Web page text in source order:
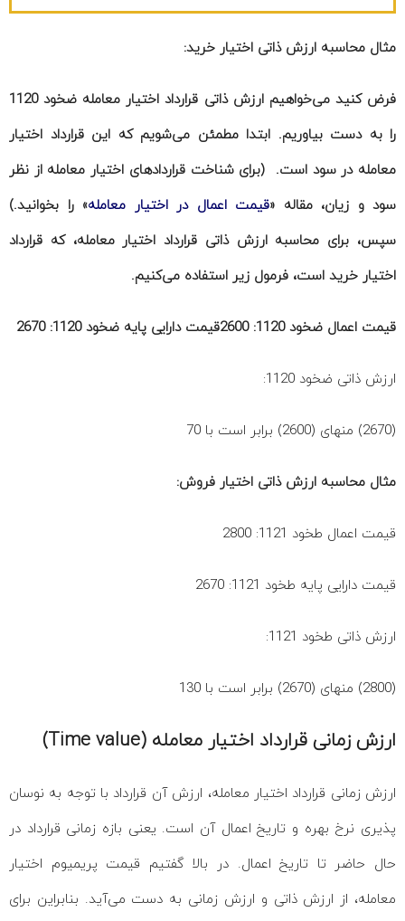
مثال محاسبه ارزش ذاتی اختیار خرید:
فرض کنید می‌خواهیم ارزش ذاتی قرارداد اختیار معامله ضخود 1120
را به دست بیاوریم. ابتدا مطمئن می‌شویم که این قرارداد اختیار
معامله در سود است. (برای شناخت قراردادهای اختیار معامله از نظر
سود و زیان، مقاله «قیمت اعمال در اختیار معامله» را بخوانید.)
سپس، برای محاسبه ارزش ذاتی قرارداد اختیار معامله، که قرارداد
اختیار خرید است، فرمول زیر استفاده می‌کنیم.
قیمت اعمال ضخود 1120: 2600 قیمت دارایی پایه ضخود 1120: 2670
ارزش ذاتی ضخود 1120:
(2670) منهای (2600) برابر است با 70
مثال محاسبه ارزش ذاتی اختیار فروش:
قیمت اعمال طخود 1121: 2800
قیمت دارایی پایه طخود 1121: 2670
ارزش ذاتی طخود 1121:
(2800) منهای (2670) برابر است با 130
ارزش زمانی قرارداد اختیار معامله (Time value)
ارزش زمانی قرارداد اختیار معامله، ارزش آن قرارداد با توجه به نوسان
پذیری نرخ بهره و تاریخ اعمال آن است. یعنی بازه زمانی قرارداد در
حال حاضر تا تاریخ اعمال. در بالا گفتیم قیمت پریمیوم اختیار
معامله، از ارزش ذاتی و ارزش زمانی به دست می‌آید. بنابراین برای